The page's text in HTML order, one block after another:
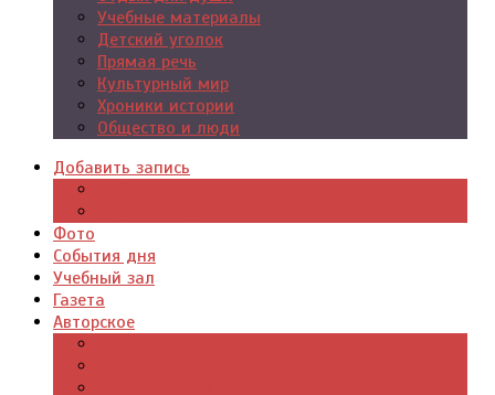
Учебные материалы
Детский уголок
Прямая речь
Культурный мир
Хроники истории
Общество и люди
Добавить запись
Фото
События дня
Учебный зал
Газета
Авторское